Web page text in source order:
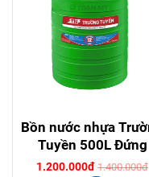
Bồn nước nhựa
Tuyền 500L Đứng
1.200.000đ 1.400.000đ